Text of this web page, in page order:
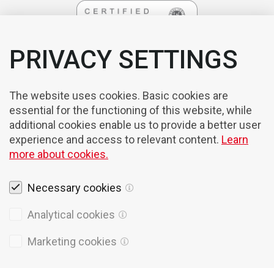
PRIVACY SETTINGS
The website uses cookies. Basic cookies are
essential for the functioning of this website, while
additional cookies enable us to provide a better user
experience and access to relevant content. Learn
more about cookies.
Necessary cookies
Analytical cookies
Marketing cookies